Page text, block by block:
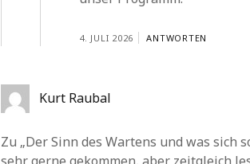
4. JULI 2026 ANTWORTEN
Kurt Raubal
Zu „Der Sinn des Wartens und was sich